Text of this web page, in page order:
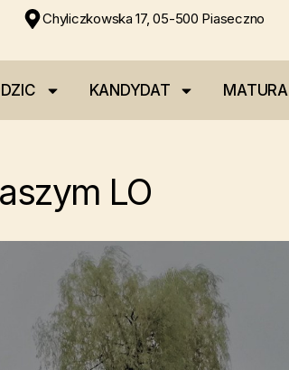
Chyliczkowska 17, 05-500 Piaseczno
KANDYDAT MATURA
LO